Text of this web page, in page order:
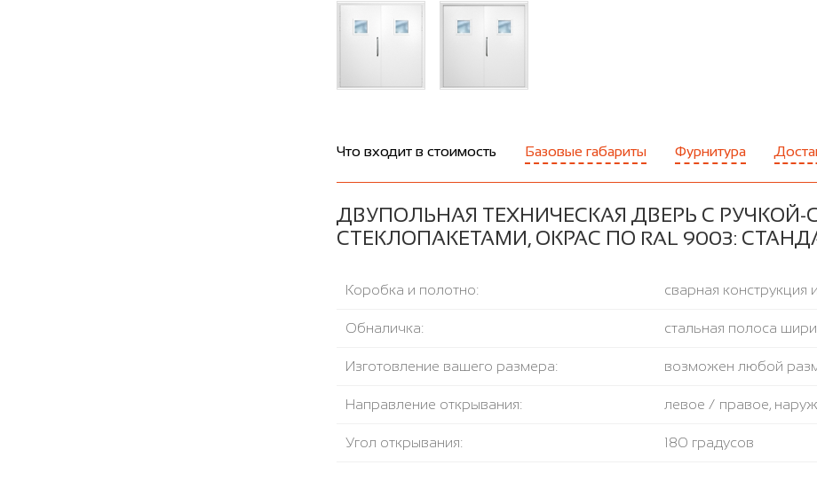
Что входит в стоимость Базовые габариты Фурнитура
ДВУПОЛЬНАЯ ТЕХНИЧЕСКАЯ ДВЕРЬ С
СТЕКЛОПАКЕТАМИ, ОКРАС ПО RAL 9003:
Коробка и полотно: сварная конструкция
Обналичка: стальная полоса
Изготовление вашего размера: возможен любой
Направление открывания: левое / правое,
Угол открывания: 180 градусов